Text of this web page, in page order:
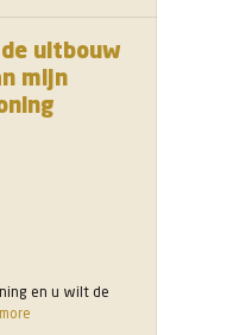
uitbouw
mijn
en u wilt de